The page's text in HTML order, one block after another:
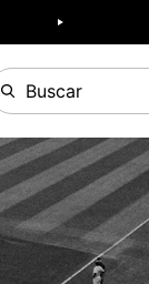
Buscar